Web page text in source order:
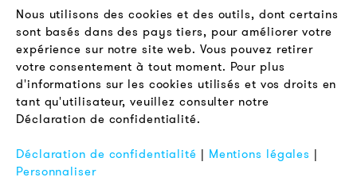
Newsletter
LÉGAL
Conditions Générales de Vente
Protection des Données
Mentions Légales
Nous utilisons des cookies et des outils, dont certains
sont basés dans des pays tiers, pour améliorer votre
expérience sur notre site web. Vous pouvez retirer
votre consentement à tout moment. Pour plus
d'informations sur les cookies utilisés et vos droits en
tant qu'utilisateur, veuillez consulter notre
Déclaration de confidentialité.
Déclaration de confidentialité | Mentions légales |
Personnaliser